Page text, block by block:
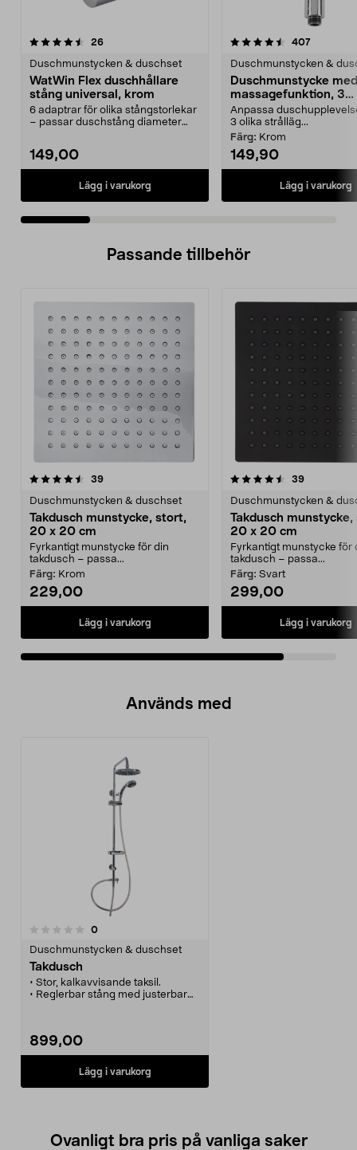
26recensioner
Duschmunstycken & duschset
WatWin Flex duschhållare
stång universal, krom
6 adaptrar för olika stångstorlekar
– passar duschstång diameter
149,00
Lägg i varukorg
4.5 av 5 stjärnor 407
Duschmunstycken &
Duschmunstycke med
massagefunktion, 3
strållägen
Anpassa
3 olika strålläg...
Färg: Krom
149,90
Lägg i varukorg
4.5 av 5 stjärnor
Passande tillbehör
39recensioner
Duschmunstycken & duschset
Takdusch munstycke, stort,
20 x 20 cm
Fyrkantigt munstycke för din
takdusch – passa...
Färg: Krom
229,00
Lägg i varukorg
4.5av 5 stjärnor 39recensioner
Duschmunstycken &
Takdusch
20 x 20 cm
Fyrkantigt munstycke för
takdusch – passa...
Färg: Svart
299,00
Lägg i varukorg
Används med
0recensioner
Duschmunstycken & duschset
Takdusch
• Stor, kalkavvisande taksil.
• Reglerbar stång med justerbar
enkel inkoppling till
duschblandare.
• Hylla. Finns i flera färger.
899,00
Lägg i varukorg
Ovanligt bra pris på vanliga saker